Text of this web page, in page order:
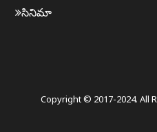
సినిమా
Copyright © 2017-2024. All